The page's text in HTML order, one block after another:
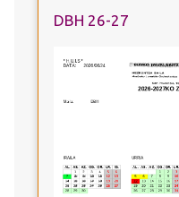
DBH 26-27